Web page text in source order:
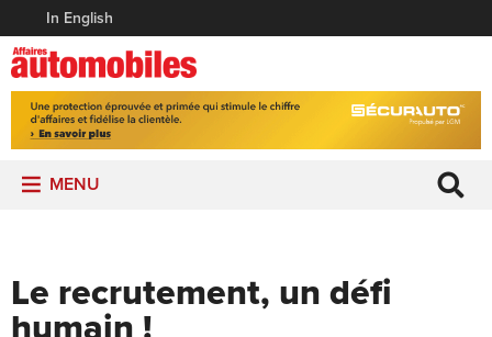
In English
MENU
Le recrutement, un défi
humain !